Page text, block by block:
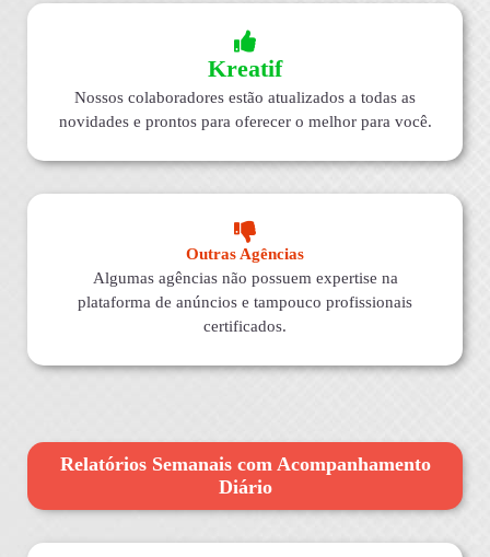
Kreatif
Nossos colaboradores estão atualizados a todas as
novidades e prontos para oferecer o melhor para você.
Outras Agências
Algumas agências não possuem expertise na
plataforma de anúncios e tampouco profissionais
certificados.
Relatórios Semanais com Acompanhamento
Diário